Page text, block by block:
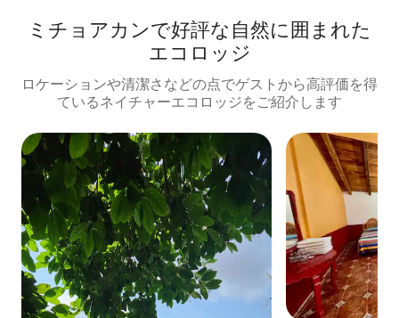
ミチョアカンで好評な自然に囲まれた
エコロッジ
ロケーションや清潔さなどの点でゲストから高評価を得
ているネイチャーエコロッジをご紹介します